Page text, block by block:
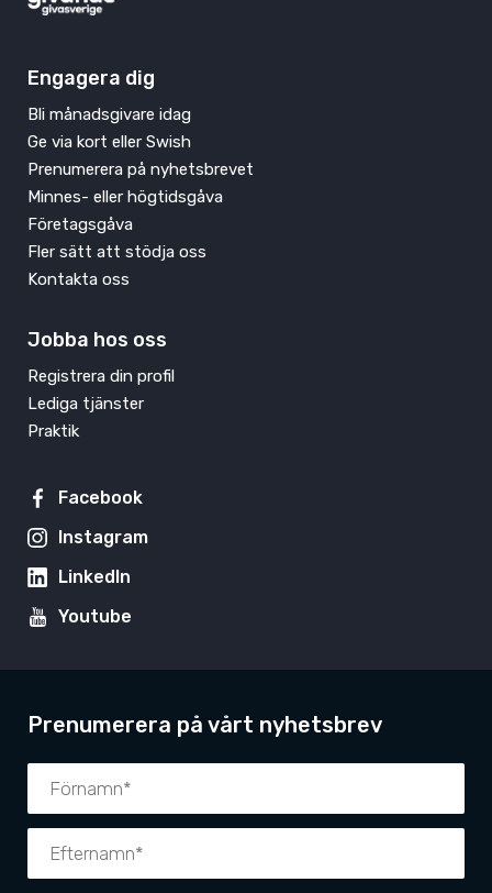
Engagera dig
Bli månadsgivare idag
Ge via kort eller Swish
Prenumerera på nyhetsbrevet
Minnes- eller högtidsgåva
Företagsgåva
Fler sätt att stödja oss
Kontakta oss
Jobba hos oss
Registrera din profil
Lediga tjänster
Praktik
Facebook
Instagram
LinkedIn
Youtube
Prenumerera på vårt nyhetsbrev